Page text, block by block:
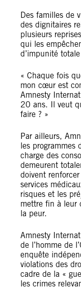
Des familles de
des dignitaires
plusieurs
qui les
d’impunité
« Chaque fois
mon cœur est
Amnesty
20 ans. Il veut
faire ? »
Par ailleurs,
les programmes
charge des
demeurent
doivent
services
risques et les
mettre fin à leur
la peur.
Amnesty
de l’homme de
enquête
violations des
cadre de la «
les crimes